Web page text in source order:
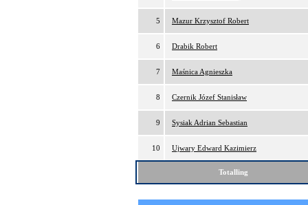
5 Mazur Krzysztof Robert
6 Drabik Robert
7 Maśnica Agnieszka
8 Czernik Józef Stanisław
9 Sysiak Adrian Sebastian
10 Ujwary Edward Kazimierz
Totalling